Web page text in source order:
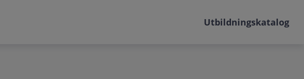
Utbildningskatalog